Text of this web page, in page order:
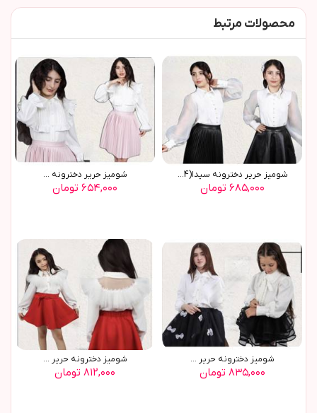
محصولات مرتبط
شوميز حرير دخترونه سيدا(9654)
۶۸۵,۰۰۰ تومان
شوميز حرير دخترونه ...
۶۵۴,۰۰۰ تومان
شوميز دخترونه حرير ...
۸۳۵,۰۰۰ تومان
شوميز دخترونه حرير ...
۸۱۲,۰۰۰ تومان